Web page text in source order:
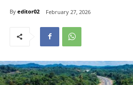
By editor02 February 27, 2026